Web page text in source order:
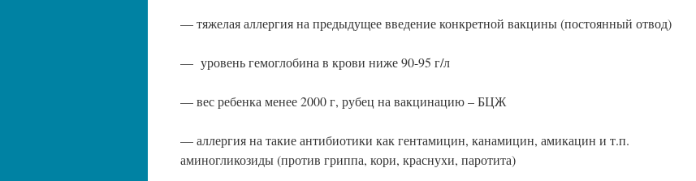
— тяжелая аллергия на предыдущее введение конкретной вакцины (постоянный отвод)
— уровень гемоглобина в крови ниже 90-95 г/л
— вес ребенка менее 2000 г, рубец на вакцинацию – БЦЖ
— аллергия на такие антибиотики как гентамицин, канамицин, амикацин и т.п.
аминогликозиды (против гриппа, кори, краснухи, паротита)